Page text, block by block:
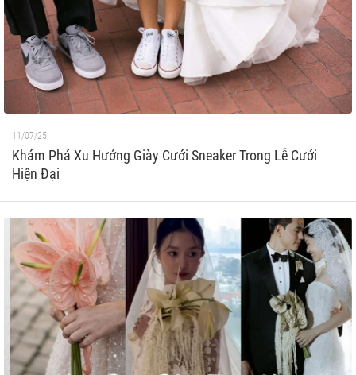
11/07/25
Khám Phá Xu Hướng Giày Cưới Sneaker Trong Lễ Cưới
Hiện Đại